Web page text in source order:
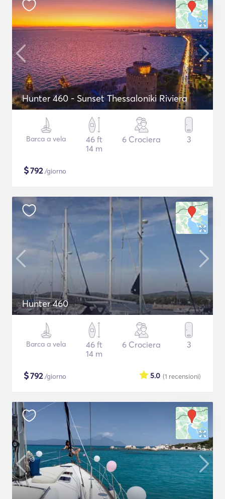
Hunter 460 - Sunset Thessaloniki Riviera
Barca a vela
46 ft
14 m
6 Crociera 3
$792/giorno
Hunter 460
Barca a vela
46 ft
14 m
6 Crociera 3
$792/giorno (1 recensioni)
5.0